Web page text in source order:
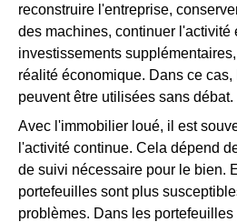
reconstruire l'entreprise,
des machines, continuer l'activité
investissements
réalité économique. Dans ce
peuvent être utilisées sans débat.
Avec l'immobilier loué, il est
l'activité continue. Cela dépend
de suivi nécessaire pour le bien.
portefeuilles sont plus
problèmes. Dans les